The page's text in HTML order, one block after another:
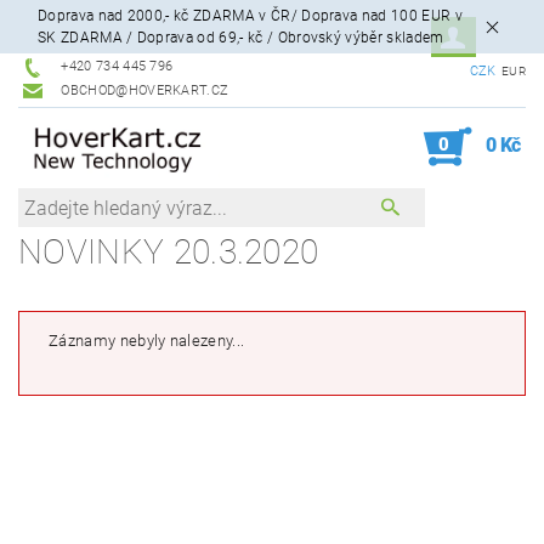
Doprava nad 2000,- kč ZDARMA v ČR/ Doprava nad 100 EUR v
SK ZDARMA / Doprava od 69,- kč / Obrovský výběr skladem
+420 734 445 796
OBCHOD@HOVERKART.CZ
CZK EUR
0 0 Kč
NOVINKY 20.3.2020
Záznamy nebyly nalezeny...